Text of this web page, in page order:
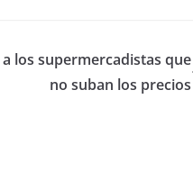
los supermercadistas que
no suban los precios